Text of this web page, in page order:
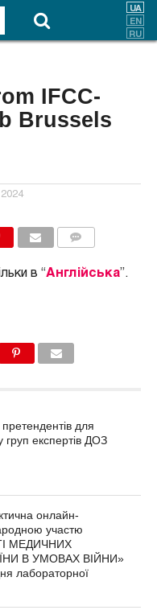
IFCC-
Brussels
в “Англійська”.
для
експертів ДОЗ
онлайн-
участю
МЕДИЧНИХ
В УМОВАХ ВІЙНИ»
лабораторної